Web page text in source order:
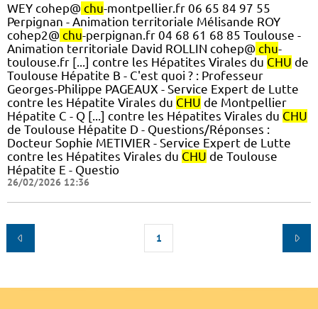
WEY cohep@ chu-montpellier.fr 06 65 84 97 55
Perpignan - Animation territoriale Mélisande ROY
cohep2@ chu-perpignan.fr 04 68 61 68 85 Toulouse -
Animation territoriale David ROLLIN cohep@ chu-
toulouse.fr [...] contre les Hépatites Virales du CHU de
Toulouse Hépatite B - C'est quoi ? : Professeur
Georges-Philippe PAGEAUX - Service Expert de Lutte
contre les Hépatite Virales du CHU de Montpellier
Hépatite C - Q [...] contre les Hépatites Virales du CHU
de Toulouse Hépatite D - Questions/Réponses :
Docteur Sophie METIVIER - Service Expert de Lutte
contre les Hépatites Virales du CHU de Toulouse
Hépatite E - Questio
26/02/2026 12:36
1